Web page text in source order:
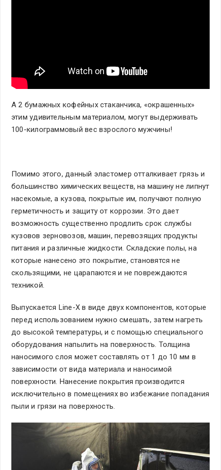
А 2 бумажных кофейных стаканчика, «окрашенных»
этим удивительным материалом, могут выдерживать
100-килограммовый вес взрослого мужчины!
Помимо этого, данный эластомер отталкивает грязь и
большинство химических веществ, на машину не липнут
насекомые, а кузова, покрытые им, получают полную
герметичность и защиту от коррозии. Это дает
возможность существенно продлить срок службы
кузовов зерновозов, машин, перевозящих продукты
питания и различные жидкости. Складские полы, на
которые нанесено это покрытие, становятся не
скользящими, не царапаются и не повреждаются
техникой.
Выпускается Line-X в виде двух компонентов, которые
перед использованием нужно смешать, затем нагреть
до высокой температуры, и с помощью специального
оборудования напылить на поверхность. Толщина
наносимого слоя может составлять от 1 до 10 мм в
зависимости от вида материала и наносимой
поверхности. Нанесение покрытия производится
исключительно в помещениях во избежание попадания
пыли и грязи на поверхность.